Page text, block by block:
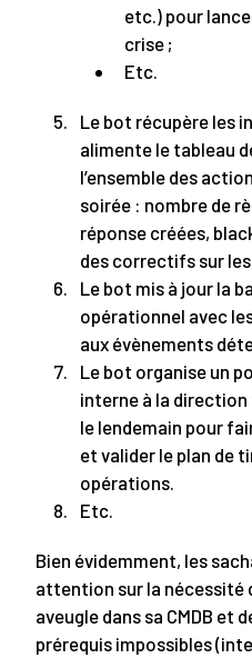
etc.) pour
crise ;
Etc.
Le bot récupère les
alimente le tableau
l’ensemble des
soirée : nombre de
réponse créées,
des correctifs sur
Le bot mis à jour la
opérationnel avec
aux évènements
Le bot organise un
interne à la direction
le lendemain pour
et valider le plan de
opérations.
Etc.
Bien évidemment, les
attention sur la nécessité
aveugle dans sa CMDB et
prérequis impossibles